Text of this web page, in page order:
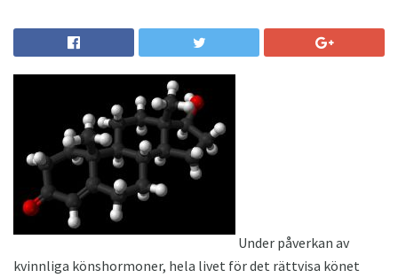
Under påverkan av
kvinnliga könshormoner, hela livet för det rättvisa könet